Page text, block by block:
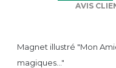
AVIS
Magnet illustré "Mon
magiques..."